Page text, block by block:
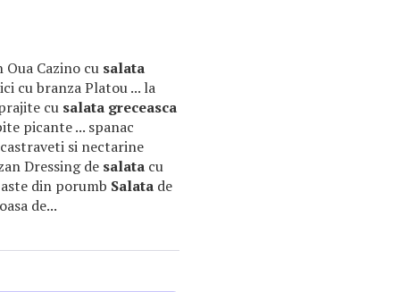
Oua Cazino cu salata
cu branza Platou ... la
cu salata greceasca
picante ... spanac
si nectarine
Dressing de salata cu
din porumb Salata de
de...